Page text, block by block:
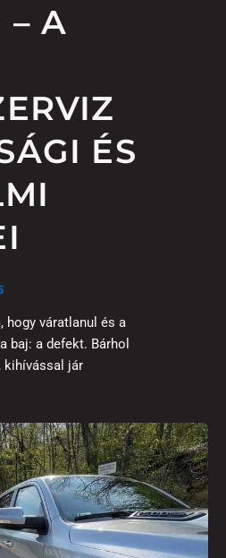
– A
ÉS
hogy váratlanul és a
baj: a defekt. Bárhol
kihívással jár